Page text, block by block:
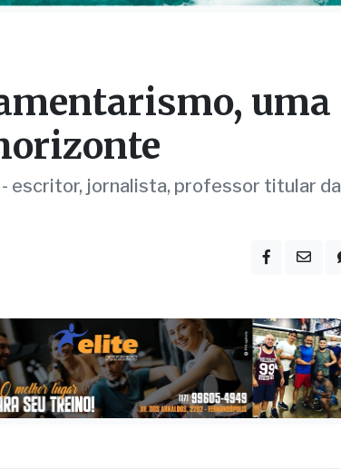
uma
- escritor, jornalista, professor titular da